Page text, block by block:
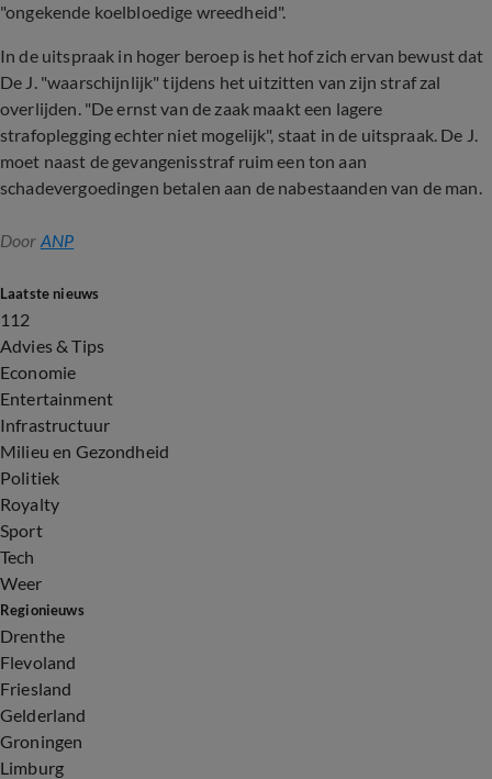
"ongekende koelbloedige wreedheid".
In de uitspraak in hoger beroep is het hof zich ervan bewust dat
De J. "waarschijnlijk" tijdens het uitzitten van zijn straf zal
overlijden. "De ernst van de zaak maakt een lagere
strafoplegging echter niet mogelijk", staat in de uitspraak. De J.
moet naast de gevangenisstraf ruim een ton aan
schadevergoedingen betalen aan de nabestaanden van de man.
Door ANP
Laatste nieuws
112
Advies & Tips
Economie
Entertainment
Infrastructuur
Milieu en Gezondheid
Politiek
Royalty
Sport
Tech
Weer
Regionieuws
Drenthe
Flevoland
Friesland
Gelderland
Groningen
Limburg